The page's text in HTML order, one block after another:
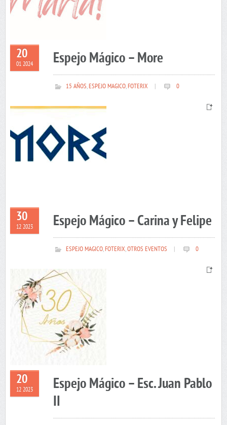
20
01 2024 Espejo Mágico – More
15 AÑOS,ESPEJO MAGICO,FOTERIX 0
30
12 2023 Espejo Mágico – Carina y Felipe
ESPEJO MAGICO,FOTERIX,OTROS EVENTOS 0
20
12 2023
Espejo Mágico – Esc. Juan Pablo
II